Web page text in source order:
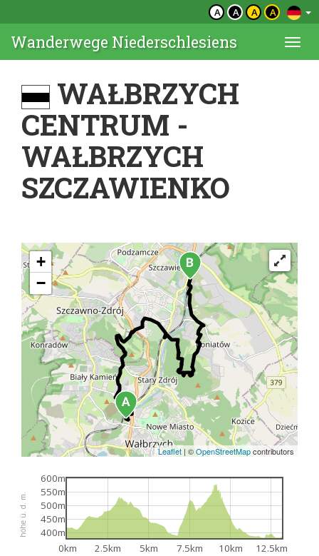
A A A A
Wanderwege Niederschlesiens
WAŁBRZYCH
CENTRUM -
WAŁBRZYCH
SZCZAWIENKO
+
−
Leaflet | ©OpenStreetMapcontributors
höhe ü. d. m.
0km 2.5km 5km 7.5km 10km 12.5km
400m
450m
500m
550m
600m